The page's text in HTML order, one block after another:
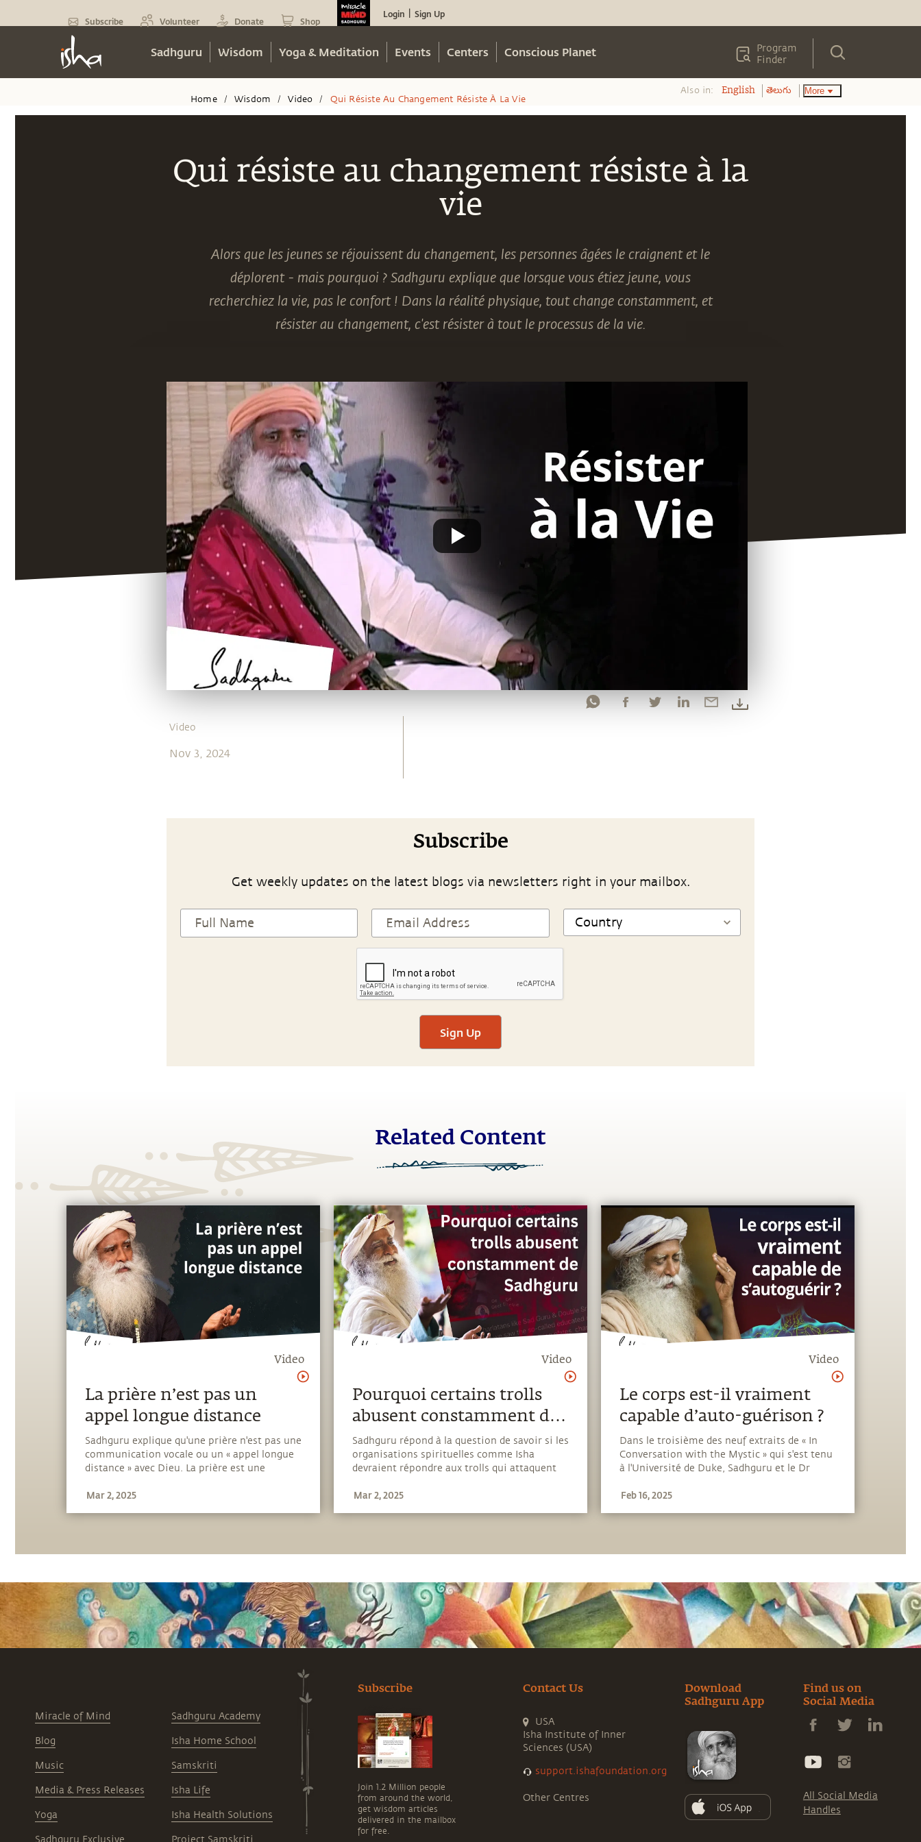
Subscribe Volunteer Donate Shop
Login Sign Up
Sadhguru Wisdom Yoga & Meditation Events Centers Conscious Planet
Program
Finder
Home / Wisdom / Video / Qui Résiste Au Changement Résiste À La Vie
Also in: English తెలుగు More
Qui résiste au changement résiste à la
vie
Alors que les jeunes se réjouissent du changement, les personnes âgées le craignent et le
déplorent - mais pourquoi ? Sadhguru explique que lorsque vous étiez jeune, vous
recherchiez la vie, pas le confort ! Dans la réalité physique, tout change constamment, et
résister au changement, c'est résister à tout le processus de la vie.
Video
Nov 3, 2024
Subscribe
Get weekly updates on the latest blogs via newsletters right in your mailbox.
Sign Up
Related Content
Video
La prière n’est pas un
appel longue distance
Sadhguru explique qu'une prière n'est pas une
communication vocale ou un « appel longue
distance » avec Dieu. La prière est une
un état de réceptivité en nous, en nous
Mar 2, 2025
Video
Pourquoi certains trolls
abusent constamment de
Sadhguru ?
Sadhguru répond à la question de savoir si les
organisations spirituelles comme Isha
devraient répondre aux trolls qui attaquent
d'Isha.
Mar 2, 2025
Video
Le corps est-il vraiment
capable d’auto-guérison ?
Dans le troisième des neuf extraits de « In
Conversation with the Mystic » qui s'est tenu
à l'Université de Duke, Sadhguru et le Dr
à guérir. Vous pouvez changer la qualité de
Feb 16, 2025
Miracle of Mind
Blog
Music
Media & Press Releases
Yoga
Sadhguru Exclusive
Sadhguru Academy
Isha Home School
Samskriti
Isha Life
Isha Health Solutions
Project Samskriti
Subscribe
Join 1.2 Million people
from around the world,
get wisdom articles
delivered in the mailbox
for free.
Contact Us
USA
Isha Institute of Inner
Sciences (USA)
support.ishafoundation.org
Other Centres
Download
Sadhguru App
Find us on
Social Media
All Social Media
Handles